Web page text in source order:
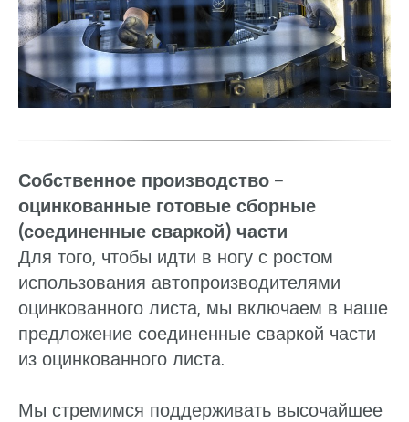
Собственное производство –
оцинкованные готовые сборные
(соединенные сваркой) части
Для того, чтобы идти в ногу с ростом
использования автопроизводителями
оцинкованного листа, мы включаем в наше
предложение соединенные сваркой части
из оцинкованного листа.
Мы стремимся поддерживать высочайшее